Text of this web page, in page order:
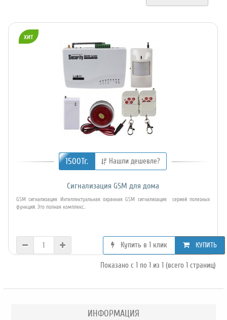
хит
1500Тг. Нашли дешевле?
Сигнализация GSM для дома
GSM сигнализация Интеллектуальная охранная GSM сигнализация серией полезных
функций. Это полная комплекс..
Купить в 1 клик КУПИТЬ
Показано с 1 по 1 из 1 (всего 1 страниц)
ИНФОРМАЦИЯ